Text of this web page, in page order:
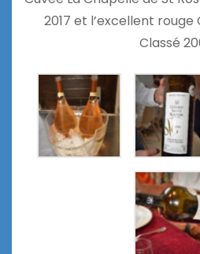
2017 et l’excellent rouge
Classé